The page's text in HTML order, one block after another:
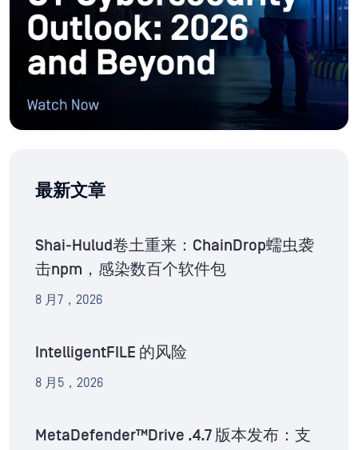
最新文章
Shai-Hulud卷土重来：ChainDrop蠕虫袭
击npm，感染数百个软件包
8 月7，2026
IntelligentFILE 的风险
8 月5，2026
MetaDefender™Drive .4.7 版本发布：支